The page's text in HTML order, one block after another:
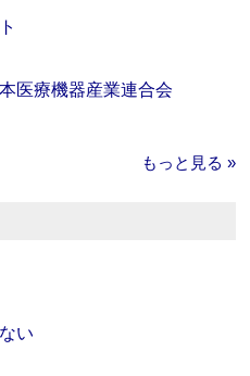
医療機器産業連合会
もっと見る »
い